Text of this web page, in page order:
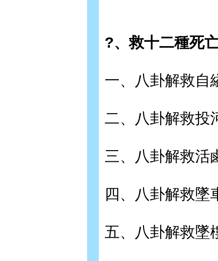
?、救十二種死
一、八卦解救自
二、八卦解救投
三、八卦解救活
四、八卦解救墜
五、八卦解救墜